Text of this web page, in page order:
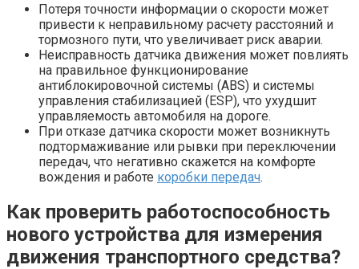
Потеря точности информации о скорости может
привести к неправильному расчету расстояний и
тормозного пути, что увеличивает риск аварии.
Неисправность датчика движения может повлиять
на правильное функционирование
антиблокировочной системы (ABS) и системы
управления стабилизацией (ESP), что ухудшит
управляемость автомобиля на дороге.
При отказе датчика скорости может возникнуть
подтормаживание или рывки при переключении
передач, что негативно скажется на комфорте
вождения и работе коробки передач.
Как проверить работоспособность
нового устройства для измерения
движения транспортного средства?